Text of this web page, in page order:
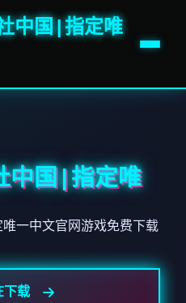
国|指定唯
国|指定唯
中文官网游戏免费下载
载